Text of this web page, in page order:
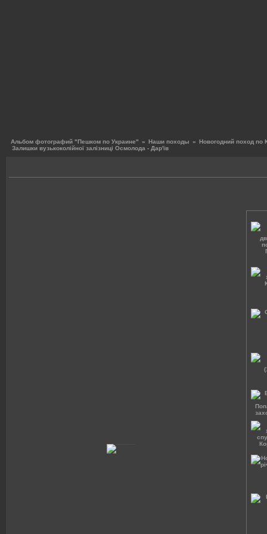
Альбом фотографий "Пешком по Украине" » Наши походы » Новогодний поход по
Залишки вузькоколiйної залiзницi Осмолода - Дар'їв